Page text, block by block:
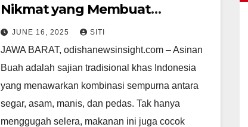
Nikmat yang Membuat
Ketagihan
JUNE 16, 2025 SITI
JAWA BARAT, odishanewsinsight.com – Asinan
Buah adalah sajian tradisional khas Indonesia
yang menawarkan kombinasi sempurna antara
segar, asam, manis, dan pedas. Tak hanya
menggugah selera, makanan ini juga cocok